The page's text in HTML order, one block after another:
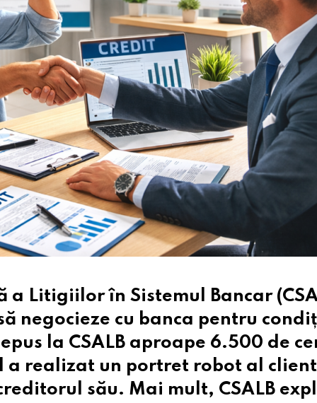
Litigiilor în Sistemul Bancar
negocieze cu banca pentru
la CSALB aproape 6.500 de
a realizat un portret robot al
său. Mai mult, CSALB